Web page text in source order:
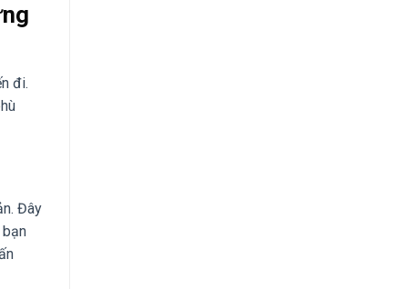
đi.
Đây